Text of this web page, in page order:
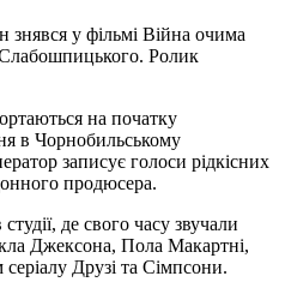
у фільмі Війна очима
Ролик
на початку
в Чорнобильському
записує голоси рідкісних
продюсера.
де свого часу звучали
Джексона, Пола Макартні,
Друзі та Сімпсони.